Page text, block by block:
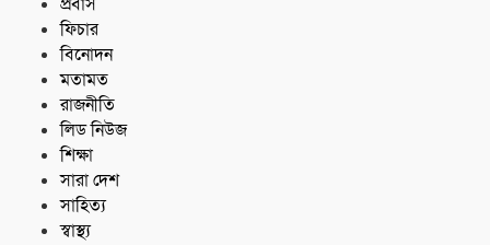
ফিচার
বিনোদন
মতামত
রাজনীতি
লিড নিউজ
শিক্ষা
সারা দেশ
সাহিত্য
স্বাস্থ্য